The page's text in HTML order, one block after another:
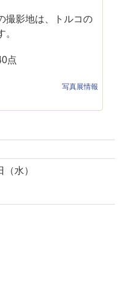
撮影地は、トルコの
点
写真展情報
水）